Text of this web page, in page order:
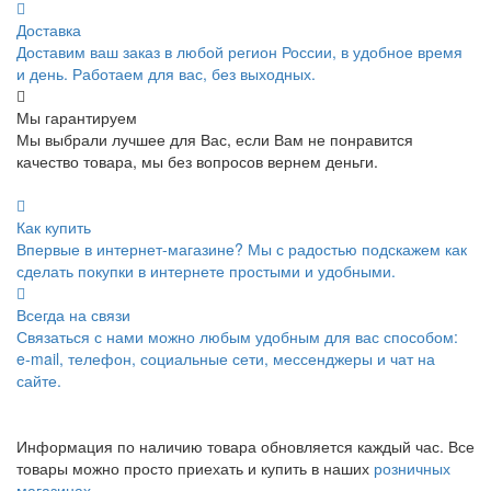
Доставка
Доставим ваш заказ в любой регион России, в удобное время
и день. Работаем для вас, без выходных.
Мы гарантируем
Мы выбрали лучшее для Вас, если Вам не понравится
качество товара, мы без вопросов вернем деньги.
Как купить
Впервые в интернет-магазине? Мы с радостью подскажем как
сделать покупки в интернете простыми и удобными.
Всегда на связи
Связаться с нами можно любым удобным для вас способом:
e-mail, телефон, социальные сети, мессенджеры и чат на
сайте.
Информация по наличию товара обновляется каждый час. Все
товары можно просто приехать и купить в наших розничных